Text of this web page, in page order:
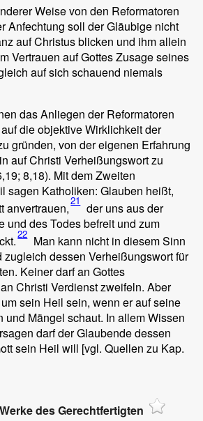
Weise von den Reformatoren
Anfechtung soll der Gläubige nicht
auf Christus blicken und ihm allein
Vertrauen auf Gottes Zusage seines
auf sich schauend niemals
das Anliegen der Reformatoren
die objektive Wirklichkeit der
gründen, von der eigenen Erfahrung
auf Christi Verheißungswort zu
8,18). Mit dem Zweiten
sagen Katholiken: Glauben heißt,
anvertrauen,21 der uns aus der
und des Todes befreit und zum
22 Man kann nicht in diesem Sinn
zugleich dessen Verheißungswort für
Keiner darf an Gottes
Christi Verdienst zweifeln. Aber
sein Heil sein, wenn er auf seine
und Mängel schaut. In allem Wissen
darf der Glaubende dessen
sein Heil will [vgl. Quellen zu Kap.
des Gerechtfertigten